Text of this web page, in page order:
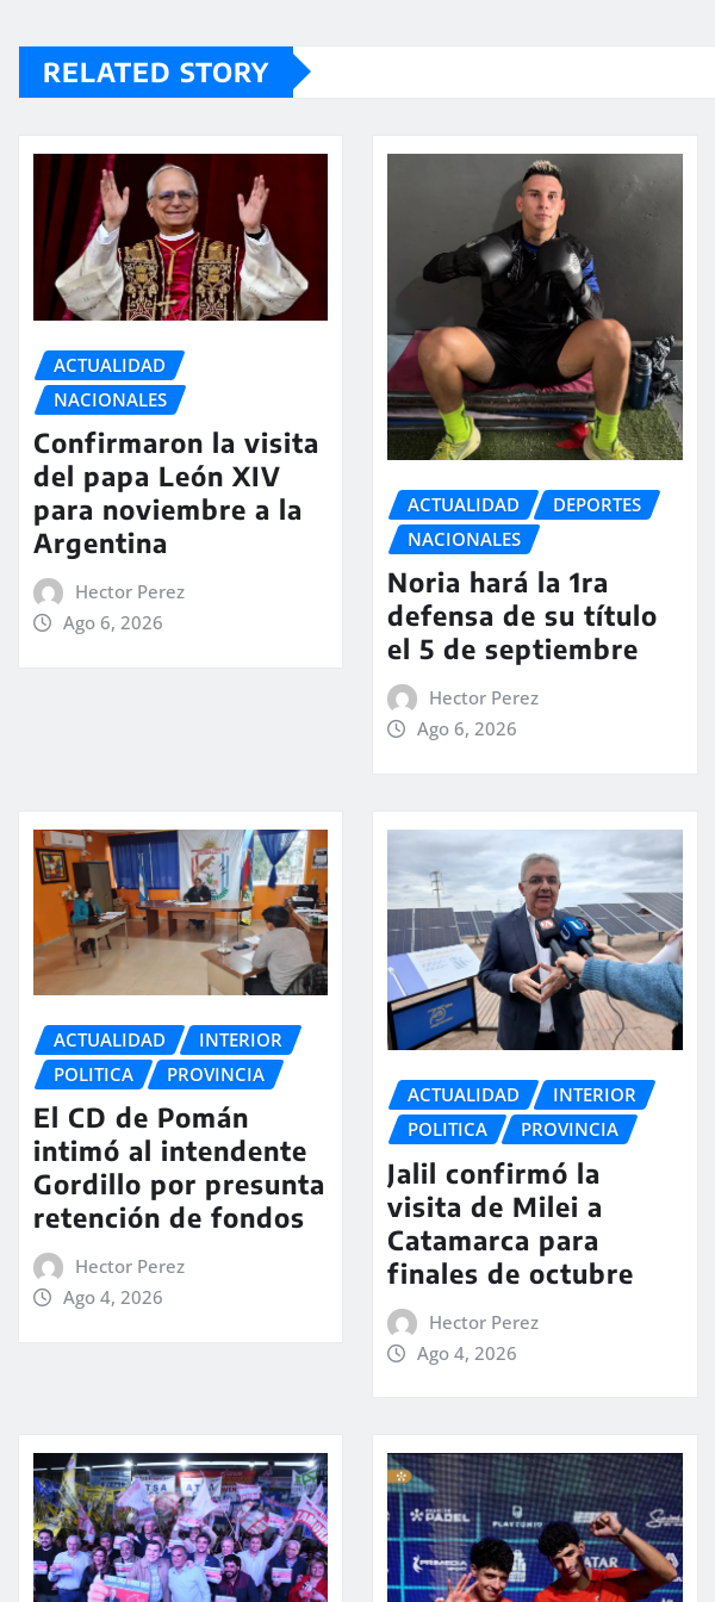
RELATED STORY
ACTUALIDAD
NACIONALES
Confirmaron la visita
del papa León XIV
para noviembre a la
Argentina
Hector Perez
Ago 6, 2026
ACTUALIDAD
DEPORTES
NACIONALES
Noria hará la 1ra
defensa de su título
el 5 de septiembre
Hector Perez
Ago 6, 2026
ACTUALIDAD
INTERIOR
POLITICA
PROVINCIA
El CD de Pomán
intimó al intendente
Gordillo por presunta
retención de fondos
Hector Perez
Ago 4, 2026
ACTUALIDAD
INTERIOR
POLITICA
PROVINCIA
Jalil confirmó la
visita de Milei a
Catamarca para
finales de octubre
Hector Perez
Ago 4, 2026